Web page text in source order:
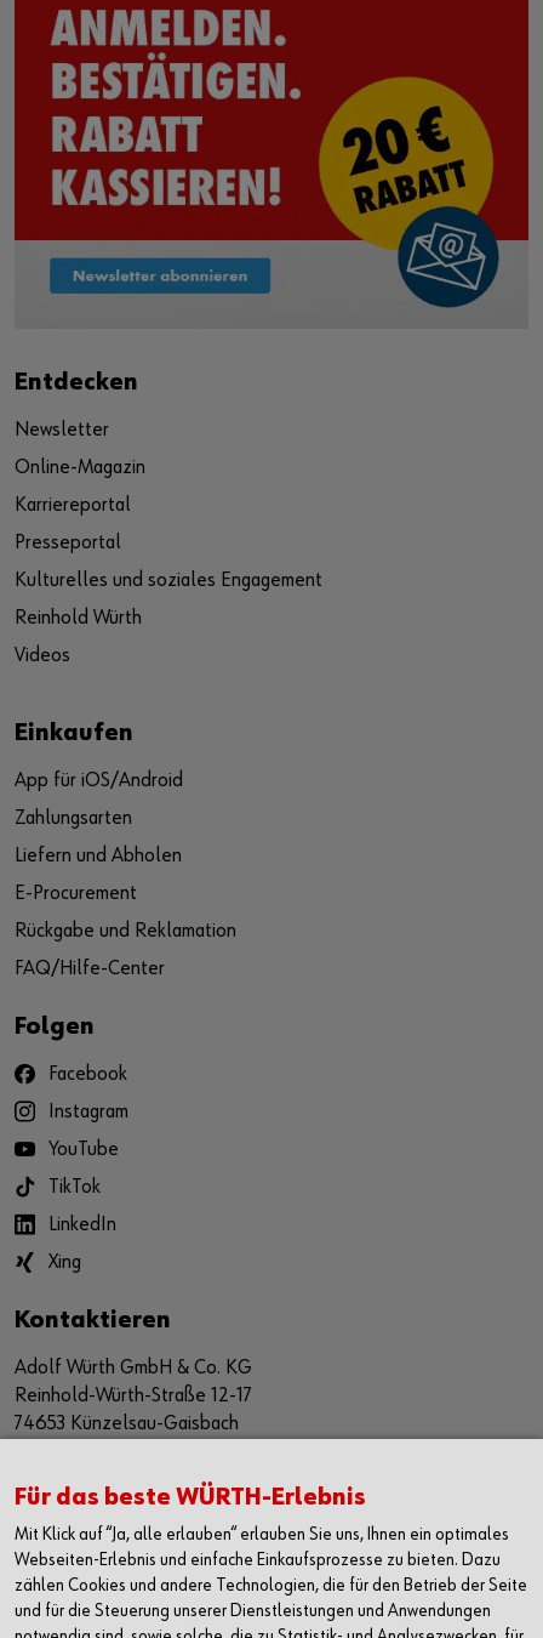
Entdecken
Newsletter
Online-Magazin
Karriereportal
Presseportal
Kulturelles und soziales Engagement
Reinhold Würth
Videos
Einkaufen
App für iOS/Android
Zahlungsarten
Liefern und Abholen
E-Procurement
Rückgabe und Reklamation
FAQ/Hilfe-Center
Folgen
Facebook
Instagram
YouTube
TikTok
LinkedIn
Xing
Kontaktieren
Adolf Würth GmbH & Co. KG
Reinhold-Würth-Straße 12-17
74653 Künzelsau-Gaisbach
Alle Kontaktmöglichkeiten
+49 7940 15-2400
info@wuerth.com
Für das beste WÜRTH-Erlebnis
Mit Klick auf “Ja, alle erlauben“ erlauben Sie uns, Ihnen ein optimales
Webseiten-Erlebnis und einfache Einkaufsprozesse zu bieten. Dazu
zählen Cookies und andere Technologien, die für den Betrieb der Seite
und für die Steuerung unserer Dienstleistungen und Anwendungen